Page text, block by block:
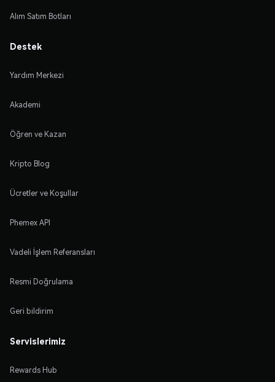
Alım Satım Botları
Destek
Yardım Merkezi
Akademi
Öğren ve Kazan
Kripto Blog
Ücretler ve Koşullar
Phemex API
Vadeli İşlem Referansları
Resmi Doğrulama
Geri bildirim
Servislerimiz
Rewards Hub